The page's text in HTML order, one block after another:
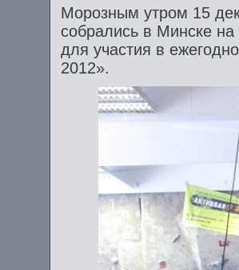
Морозным утром 15
собрались в Минске на
для участия в
2012».